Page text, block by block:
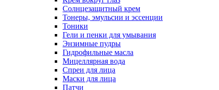
Солнцезащитный крем
Тонеры, эмульсии и эссенции
Тоники
Гели и пенки для умывания
Энзимные пудры
Гидрофильные масла
Мицеллярная вода
Спреи для лица
Маски для лица
Патчи